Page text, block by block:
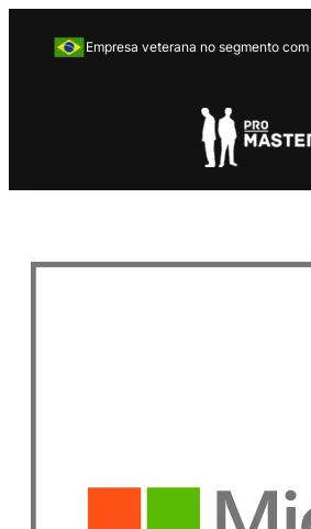
Empresa veterana no segmento